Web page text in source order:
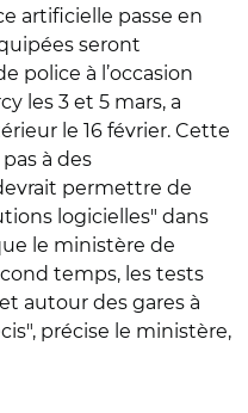
artificielle passe en
seront
police à l’occasion
les 3 et 5 mars, a
le 16 février. Cette
à des
permettre de
logicielles" dans
le ministère de
temps, les tests
autour des gares à
précise le ministère,